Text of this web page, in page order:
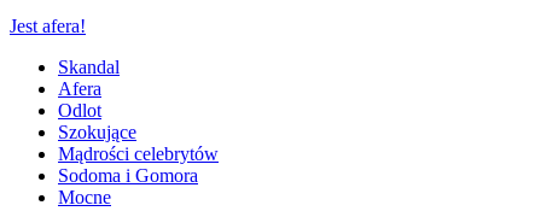
Jest afera!
Skandal
Afera
Odlot
Szokujące
Mądrości celebrytów
Sodoma i Gomora
Mocne